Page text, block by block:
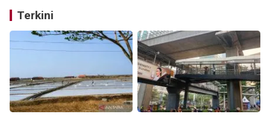
Terkini